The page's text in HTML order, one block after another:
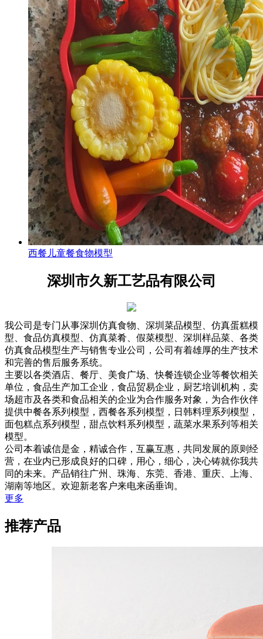
西餐儿童餐食物模型
深圳市久新工艺品有限公司
我公司是专门从事深圳仿真食物、深圳菜品模型、仿真蛋糕模
型、食品仿真模型、仿真菜肴、假菜模型、深圳样品菜、各类
仿真食品模型生产与销售专业公司，公司有着雄厚的生产技术
和完善的售后服务系统。
主要以各类酒店、餐厅、美食广场、快餐连锁企业等餐饮相关
单位，食品生产加工企业，食品贸易企业，厨艺培训机构，卖
场超市及各类和食品相关的企业为合作服务对象，为合作伙伴
提供中餐各系列模型，西餐各系列模型，日韩料理系列模型，
面包糕点系列模型，甜点饮料系列模型，蔬菜水果系列等相关
模型。
公司本着诚信是金，精诚合作，互赢互惠，共同发展的原则经
营，在业内已形成良好的口碑，用心，细心，决心铸就你我共
同的未来。产品销往广州、珠海、东莞、香港、重庆、上海、
湖南等地区。欢迎新老客户来电来函垂询。
更多
推荐产品